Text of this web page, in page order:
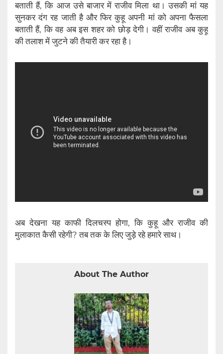
बताती हैं, कि आज उसे बाजार में राजीव मिला था। उसकी मां यह
सुनकर दंग रह जाती है और फिर कुहू अपनी मां को अपना फैसला
बताती हैं, कि वह अब इस शहर को छोड़ देगी। वहीं राजीव अब कुहू
की तलाश में जुटने की तैयारी कर रहा है।
अब देखना यह काफी दिलचस्प होगा, कि कुहू और राजीव की
मुलाकात कैसी रहेगी? तब तक के लिए जुड़े रहे हमारे साथ।
About The Author